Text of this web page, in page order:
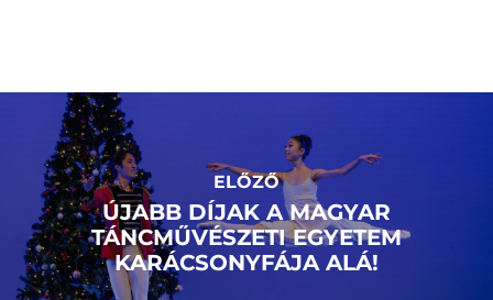
ELŐZŐ
ÚJABB DÍJAK A MAGYAR
TÁNCMŰVÉSZETI EGYETEM
KARÁCSONYFÁJA ALÁ!